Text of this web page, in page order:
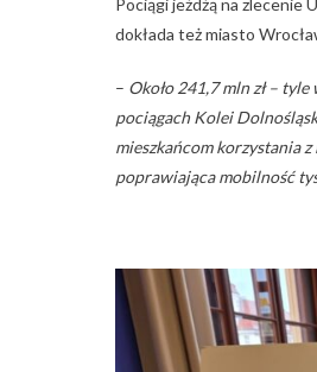
dokłada też miasto
– Około 241,7 mln zł –
pociągach Kolei
mieszkańcom korzystania
poprawiająca mobilność